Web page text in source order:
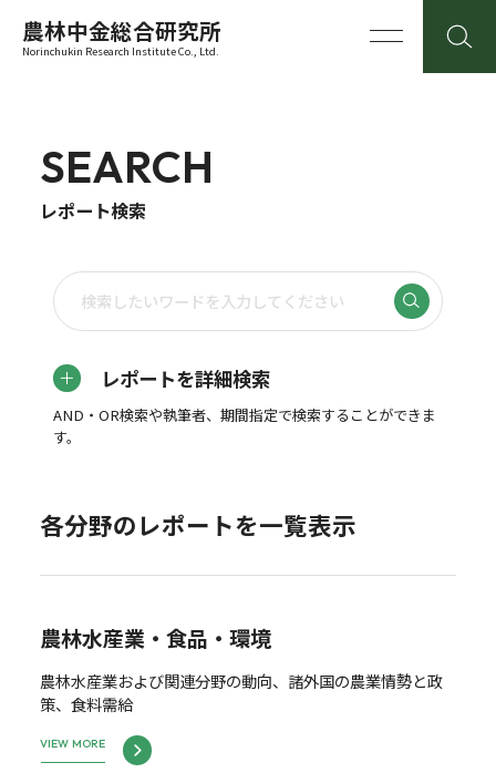
農林中金総合研究所
Norinchukin Research Institute Co., Ltd.
SEARCH
レポート検索
レポートを詳細検索
AND・OR検索や執筆者、期間指定で検索することができま
す。
各分野のレポートを一覧表示
農林水産業・食品・環境
農林水産業および関連分野の動向、諸外国の農業情勢と政
策、食料需給
VIEW MORE